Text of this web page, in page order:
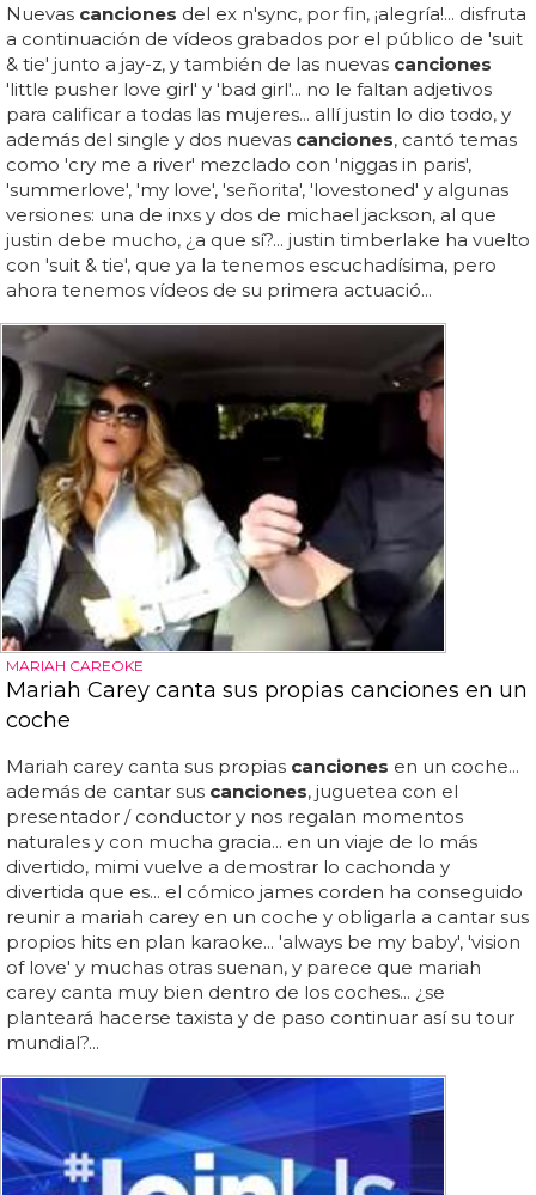
Nuevas canciones del ex n'sync, por fin, ¡alegría!... disfruta
a continuación de vídeos grabados por el público de 'suit
& tie' junto a jay-z, y también de las nuevas canciones
'little pusher love girl' y 'bad girl'... no le faltan adjetivos
para calificar a todas las mujeres... allí justin lo dio todo, y
además del single y dos nuevas canciones, cantó temas
como 'cry me a river' mezclado con 'niggas in paris',
'summerlove', 'my love', 'señorita', 'lovestoned' y algunas
versiones: una de inxs y dos de michael jackson, al que
justin debe mucho, ¿a que sí?... justin timberlake ha vuelto
con 'suit & tie', que ya la tenemos escuchadísima, pero
ahora tenemos vídeos de su primera actuació...
MARIAH CAREOKE
Mariah Carey canta sus propias canciones en un
coche
Mariah carey canta sus propias canciones en un coche...
además de cantar sus canciones, juguetea con el
presentador / conductor y nos regalan momentos
naturales y con mucha gracia... en un viaje de lo más
divertido, mimi vuelve a demostrar lo cachonda y
divertida que es... el cómico james corden ha conseguido
reunir a mariah carey en un coche y obligarla a cantar sus
propios hits en plan karaoke... 'always be my baby', 'vision
of love' y muchas otras suenan, y parece que mariah
carey canta muy bien dentro de los coches... ¿se
planteará hacerse taxista y de paso continuar así su tour
mundial?...